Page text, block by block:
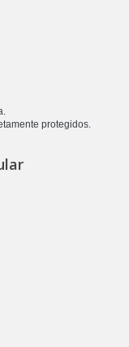
protegidos.